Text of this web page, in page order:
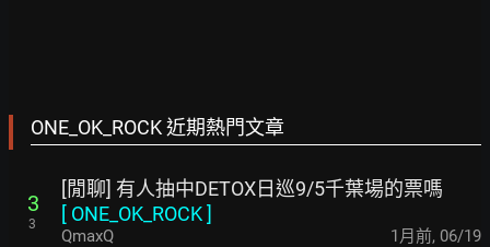
ONE_OK_ROCK 近期熱門文章
3
3
[閒聊] 有人抽中DETOX日巡9/5千葉場的票嗎
[ ONE_OK_ROCK]
QmaxQ 1月前, 06/19